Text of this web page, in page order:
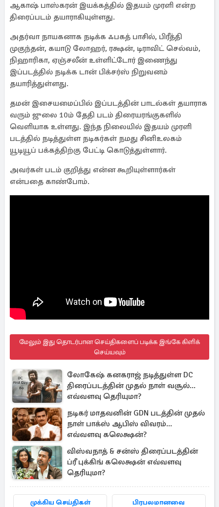
ஆகாஷ் பாஸ்கரன் இயக்கத்தில் இதயம் முரளி என்ற
திரைப்படம் தயாராகியுள்ளது.
அதர்வா நாயகனாக நடிக்க ஃபகத் பாசில், பிரீத்தி
முகுந்தன், கயாடு லோஹர், ரக்ஷன், டிராவிட் செல்வம்,
நிஹாரிகா, ஏஞ்சலீன் உள்ளிட்டோர் இணைந்து
இப்படத்தில் நடிக்க டான் பிக்சர்ஸ் நிறுவனம்
தயாரித்துள்ளது.
தமன் இசையமைப்பில் இப்படத்தின் பாடல்கள் தயாராக
வரும் ஜுலை 10ம் தேதி படம் திரையரங்குகளில்
வெளியாக உள்ளது. இந்த நிலையில் இதயம் முரளி
படத்தில் நடித்துள்ள நடிகர்கள் நமது சினிஉலகம்
யூடியூப் பக்கத்திற்கு பேட்டி கொடுத்துள்ளார்.
அவர்கள் படம் குறித்து என்ன கூறியுள்ளார்கள்
என்பதை காண்போம்.
மேலும் இது தொடர்பான செய்திகளைப் படிக்க இங்கே கிளிக்
செய்யவும்
லோகேஷ் கனகராஜ் நடித்துள்ள DC
திரைப்படத்தின் முதல் நாள் வசூல்...
எவ்வளவு தெரியுமா?
நடிகர் மாதவனின் GDN படத்தின் முதல்
நாள் பாக்ஸ் ஆபிஸ் விவரம்...
எவ்வளவு கலெக்ஷன்?
விஸ்வநாத் & சன்ஸ் திரைப்படத்தின்
ப்ரீ புக்கிங் கலெக்ஷன் எவ்வளவு
தெரியுமா?
முக்கிய செய்திகள் பிரபலமானவை